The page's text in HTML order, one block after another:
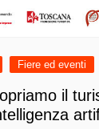
Fiere ed eventi
il